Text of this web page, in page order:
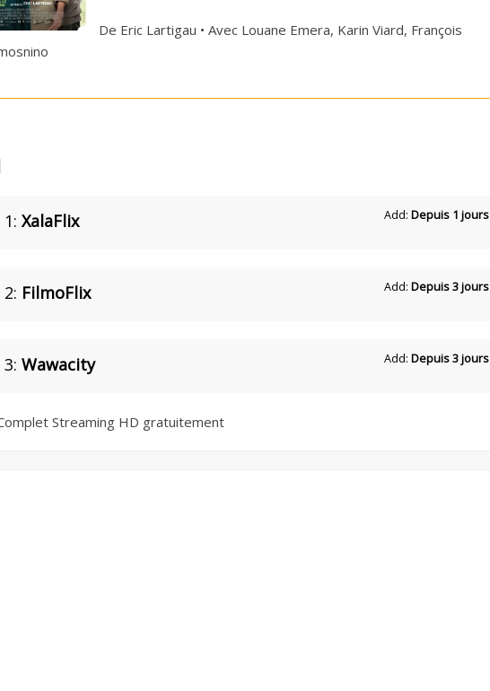
De Eric Lartigau • Avec Louane Emera, Karin Viard, François
XalaFlix Add: Depuis 1 jours
FilmoFlix Add: Depuis 3 jours
Wawacity Add: Depuis 3 jours
Streaming HD gratuitement